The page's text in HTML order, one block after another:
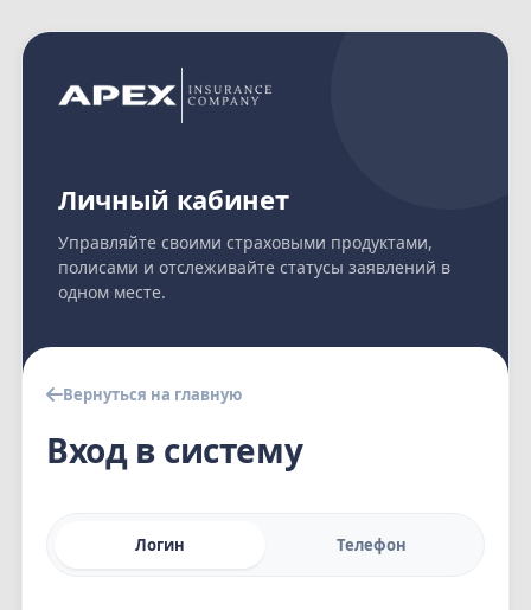
Личный кабинет
Управляйте своими страховыми продуктами,
полисами и отслеживайте статусы заявлений в
одном месте.
Вернуться на главную
Вход в систему
Логин Телефон